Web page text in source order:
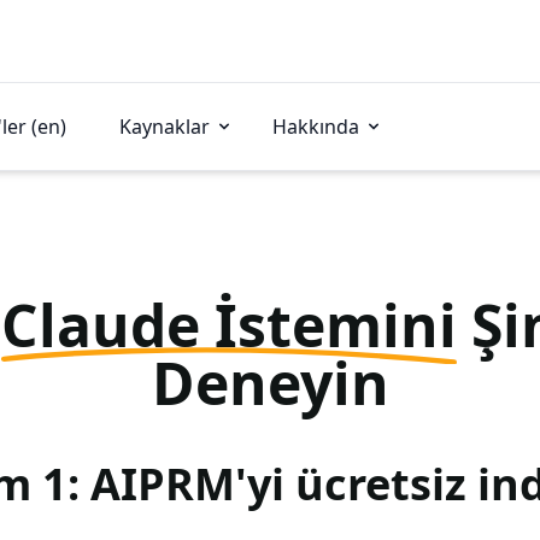
(en) Kaynaklar Hakkında
Claude İstemini
Deneyin
1: AIPRM'yi ücretsiz